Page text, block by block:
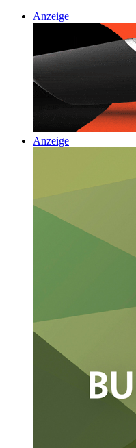
Anzeige
Anzeige